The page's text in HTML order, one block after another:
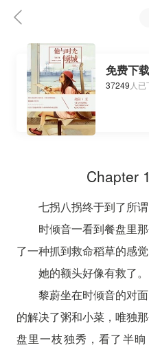
免费下
37249 人已
Chapter
七拐八拐终于到了所谓
时倾音一看到餐盘里
了一种抓到救命稻草的感觉
她的额头好像有救了。
黎蔚坐在时倾音的对
的解决了粥和小菜，唯独
盘里一枝独秀，看了半